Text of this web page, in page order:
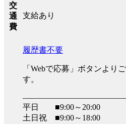
交
通
費
支給あり
履歴書不要
「Webで応募」ボタンより
す。
平日 ■9:00～20:00
土日祝 ■9:00～18:00